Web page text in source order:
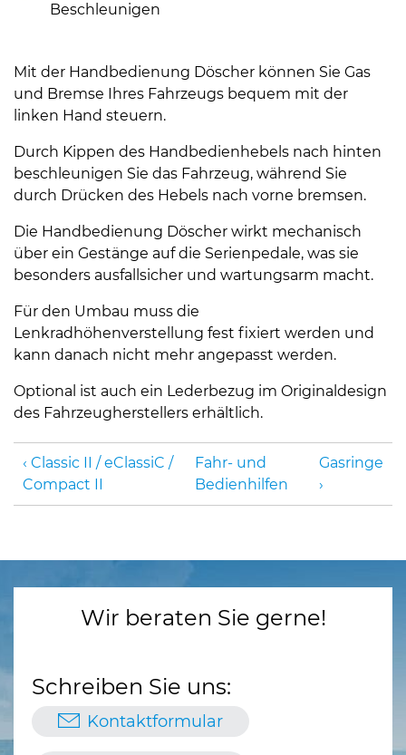
Beschleunigen
Mit der Handbedienung Döscher können Sie Gas
und Bremse Ihres Fahrzeugs bequem mit der
linken Hand steuern.
Durch Kippen des Handbedienhebels nach hinten
beschleunigen Sie das Fahrzeug, während Sie
durch Drücken des Hebels nach vorne bremsen.
Die Handbedienung Döscher wirkt mechanisch
über ein Gestänge auf die Serienpedale, was sie
besonders ausfallsicher und wartungsarm macht.
Für den Umbau muss die
Lenkradhöhenverstellung fest fixiert werden und
kann danach nicht mehr angepasst werden.
Optional ist auch ein Lederbezug im Originaldesign
des Fahrzeugherstellers erhältlich.
Classic II / eClassiC /
Compact II
Fahr- und
Bedienhilfen
Gasringe
Wir beraten Sie gerne!
Schreiben Sie uns:
Kontaktformular